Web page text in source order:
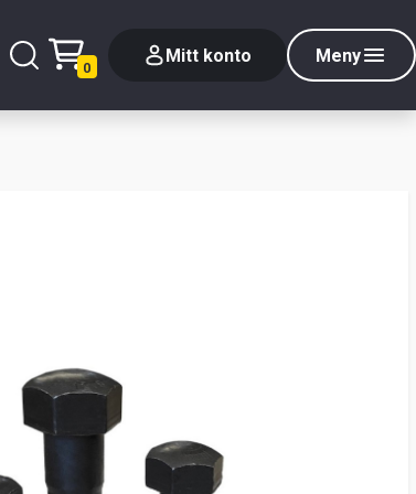
0
Mitt konto Meny